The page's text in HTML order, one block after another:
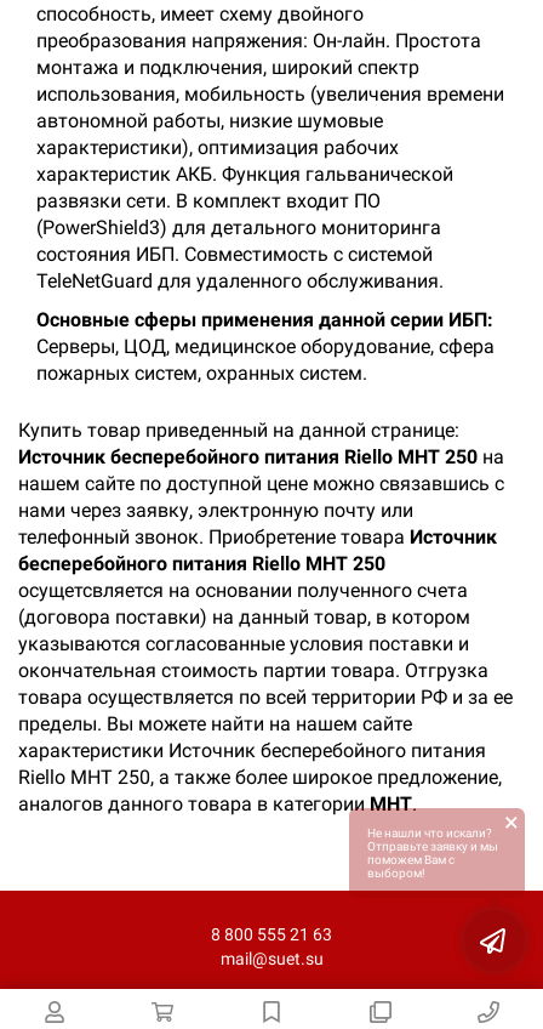
способность, имеет схему двойного
преобразования напряжения: Он-лайн. Простота
монтажа и подключения, широкий спектр
использования, мобильность (увеличения времени
автономной работы, низкие шумовые
характеристики), оптимизация рабочих
характеристик АКБ. Функция гальванической
развязки сети. В комплект входит ПО
(PowerShield3) для детального мониторинга
состояния ИБП. Совместимость с системой
TeleNetGuard для удаленного обслуживания.
Основные сферы применения данной серии ИБП:
Серверы, ЦОД, медицинское оборудование, сфера
пожарных систем, охранных систем.
Купить товар приведенный на данной странице:
Источник бесперебойного питания Riello MHT 250 на
нашем сайте по доступной цене можно связавшись с
нами через заявку, электронную почту или
телефонный звонок. Приобретение товара Источник
бесперебойного питания Riello MHT 250
осущетсвляется на основании полученного счета
(договора поставки) на данный товар, в котором
указываются согласованные условия поставки и
окончательная стоимость партии товара. Отгрузка
товара осуществляется по всей территории РФ и за ее
пределы. Вы можете найти на нашем сайте
характеристики Источник бесперебойного питания
Riello MHT 250, а также более широкое предложение,
аналогов данного товара в категорииMHT.
8 800 555 21 63
mail@suet.su
Не нашли что искали?
Отправьте заявку и мы
поможем Вам с
выбором!
×